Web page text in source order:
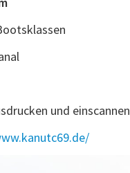
und